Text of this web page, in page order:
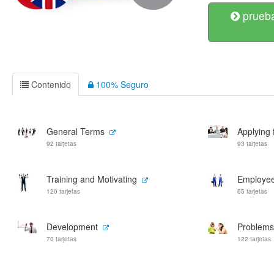
Contenido 100% Seguro
General Terms
92 tarjetas
Applying
93 tarjetas
Training and Motivating
120 tarjetas 65 tarjetas
Development
70 tarjetas 122 tarjetas